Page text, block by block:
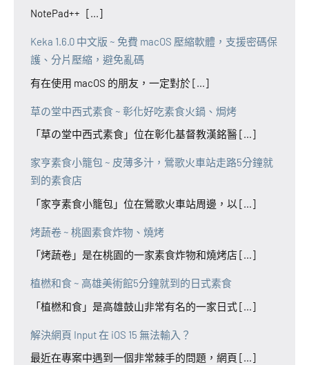
NotePad++ [...]
Keka 1.6.0 中文版 ~ 免費 macOS 壓縮軟體，支援密碼保
護、分片壓縮，避免亂碼
有在使用 macOS 的朋友，一定對於 [...]
草の堂中西式素食 ~ 彰化好吃素食火鍋、焗烤
「草の堂中西式素食」位在彰化基督教漢銘醫 [...]
家亨素食小籠包 ~ 皮薄多汁，鶯歌火車站走路5分鐘就
到的素食店
「家亨素食小籠包」位在鶯歌火車站周邊，以 [...]
烤蔬卷 ~ 桃園素食炸物、燒烤
「烤蔬卷」是在桃園的一家素食炸物和燒烤店 [...]
植橪和食 ~ 高雄美術館5分鐘就到的日式素食
「植橪和食」是高雄鼓山非常有名的一家日式 [...]
解決網頁 Input 在 iOS 15 無法輸入？
最近在專案中遇到一個非常棘手的問題，網頁 [...]